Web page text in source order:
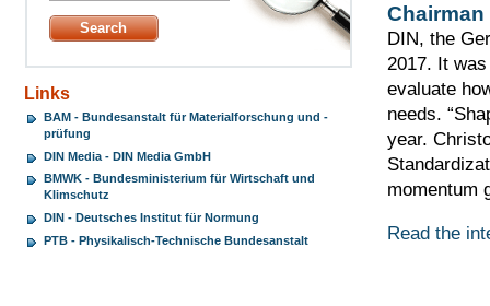
Links
BAM - Bundesanstalt für Materialforschung und -
prüfung
DIN Media - DIN Media GmbH
BMWK - Bundesministerium für Wirtschaft und
Klimschutz
DIN - Deutsches Institut für Normung
PTB - Physikalisch-Technische Bundesanstalt
Chairman
DIN, the
2017. It
evaluate
needs.
year.
momentum
Read the